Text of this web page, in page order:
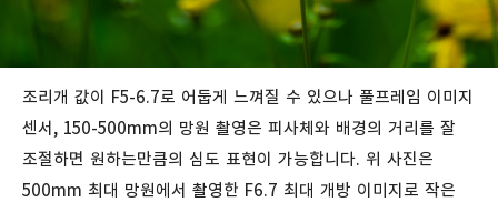
조리개 값이 F5-6.7로 어둡게 느껴질 수 있으나 풀프레임 이미지
센서, 150-500mm의 망원 촬영은 피사체와 배경의 거리를 잘
조절하면 원하는만큼의 심도 표현이 가능합니다. 위 사진은
500mm 최대 망원에서 촬영한 F6.7 최대 개방 이미지로 작은